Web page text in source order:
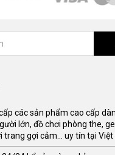
các sản phẩm cao cấp
lớn, đồ chơi phòng the,
trang gợi cảm... uy tín tại Việt